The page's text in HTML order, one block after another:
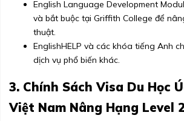
English Language Development
và bắt buộc tại Griffith College để
thuật.
EnglishHELP và các khóa tiếng Anh
dịch vụ phổ biến khác.
3. Chính Sách Visa Du Học
Việt Nam Nâng Hạng Level 2